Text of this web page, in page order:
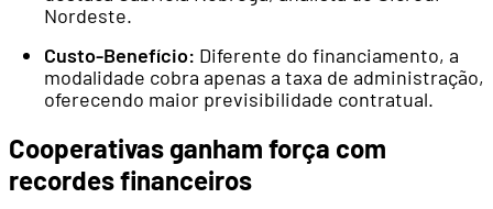
Nordeste.
Custo-Benefício: Diferente do financiamento, a
modalidade cobra apenas a taxa de administração,
oferecendo maior previsibilidade contratual.
Cooperativas ganham força com
recordes financeiros